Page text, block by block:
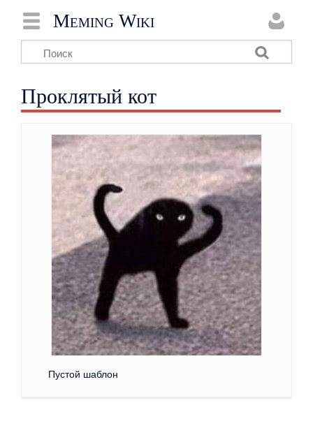
Meming Wiki
Проклятый кот
Пустой шаблон